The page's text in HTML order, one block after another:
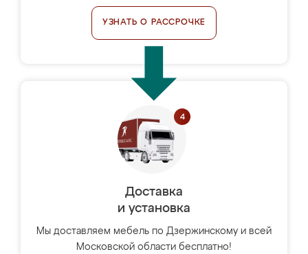
УЗНАТЬ О РАССРОЧКЕ
Доставка
и установка
Мы доставляем мебель по Дзержинскому и всей
Московской области бесплатно!